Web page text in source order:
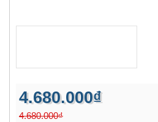
4.680.000₫
4.680.000₫